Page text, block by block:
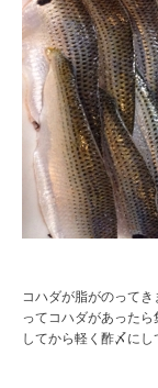
コハダが脂がのって
ってコハダがあった
してから軽く酢〆に